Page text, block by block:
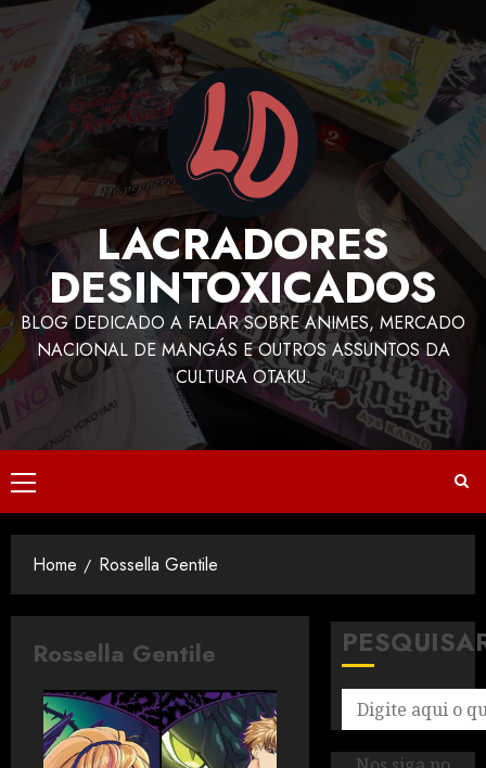
LACRADORES
DESINTOXICADOS
BLOG DEDICADO A FALAR SOBRE ANIMES, MERCADO
NACIONAL DE MANGÁS E OUTROS ASSUNTOS DA
CULTURA OTAKU.
Home Rossella Gentile
Rossella Gentile